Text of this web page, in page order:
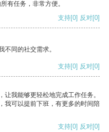
有任务，非常方便。
支持[0] 反对[0]
不同的社交需求。
支持[0] 反对[0]
我能够更轻松地完成工作任务。
我可以提前下班，有更多的时间陪
支持[0] 反对[0]